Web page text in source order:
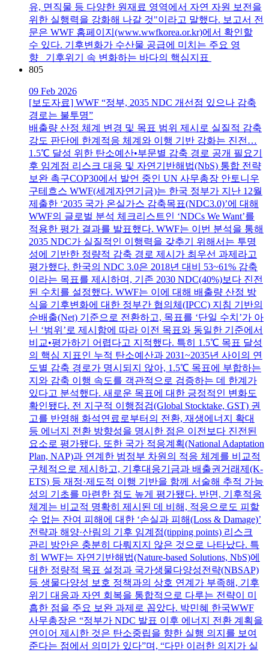
유, 면직물 등 다양한 원재료 영역에서 자연 자원 보전을
위한 실행력을 강화해 나갈 것"이라고 말했다. 보고서 전
문은 WWF 홈페이지(www.wwfkorea.or.kr)에서 확인할
수 있다. 기후변화가 수산물 공급에 미치는 주요 영
향 기후위기 속 변화하는 바다의 핵심지표
805
09 Feb 2026
[보도자료] WWF “정부, 2035 NDC 개선점 있으나 감축
경로는 불투명”
배출량 산정 체계 변경 및 목표 범위 제시로 실질적 감축
강도 판단에 한계적응 체계와 이행 기반 강화는 진전…
1.5℃ 달성 위한 탄소예산•부문별 감축 경로 공개 필요기
후 임계점 리스크 대응 및 자연기반해법(NbS) 통합 전략
보완 촉구COP30에서 발언 중인 UN 사무총장 안토니우
구테흐스 WWF(세계자연기금)는 한국 정부가 지난 12월
제출한 ‘2035 국가 온실가스 감축목표(NDC3.0)’에 대해
WWF의 글로벌 분석 체크리스트인 ‘NDCs We Want’를
적용한 평가 결과를 발표했다. WWF는 이번 분석을 통해
2035 NDC가 실질적인 이행력을 갖추기 위해서는 투명
성에 기반한 정량적 감축 경로 제시가 최우선 과제라고
평가했다. 한국의 NDC 3.0은 2018년 대비 53~61% 감축
이라는 목표를 제시하며, 기존 2030 NDC(40%)보다 진전
된 수치를 설정했다. WWF는 이에 대해 배출량 산정 방
식을 기후변화에 대한 정부간 협의체(IPCC) 지침 기반의
순배출(Net) 기준으로 전환하고, 목표를 ‘단일 수치’가 아
닌 ‘범위’로 제시함에 따라 이전 목표와 동일한 기준에서
비교•평가하기 어렵다고 지적했다. 특히 1.5℃ 목표 달성
의 핵심 지표인 누적 탄소예산과 2031~2035년 사이의 연
도별 감축 경로가 명시되지 않아, 1.5℃ 목표에 부합하는
지와 감축 이행 속도를 객관적으로 검증하는 데 한계가
있다고 분석했다. 새로운 목표에 대한 긍정적인 변화도
확인됐다. 전 지구적 이행점검(Global Stocktake, GST) 권
고를 반영해 화석연료로부터의 전환, 재생에너지 확대
등 에너지 전환 방향성을 명시한 점은 이전보다 진전된
요소로 평가됐다. 또한 국가 적응계획(National Adaptation
Plan, NAP)과 연계한 범정부 차원의 적응 체계를 비교적
구체적으로 제시하고, 기후대응기금과 배출권거래제(K-
ETS) 등 재정·제도적 이행 기반을 함께 서술해 추적 가능
성의 기초를 마련한 점도 높게 평가됐다. 반면, 기후적응
체계는 비교적 명확히 제시된 데 비해, 적응으로도 피할
수 없는 잔여 피해에 대한 ‘손실과 피해(Loss & Damage)’
전략과 해양·산림의 기후 임계점(tipping points) 리스크
관리 방안은 충분히 다뤄지지 않은 것으로 나타났다. 특
히 WWF는 자연기반해법(Nature-based Solutions, NbS)에
대한 정량적 목표 설정과 국가생물다양성전략(NBSAP)
등 생물다양성 보호 정책과의 상호 연계가 부족해, 기후
위기 대응과 자연 회복을 통합적으로 다루는 전략이 미
흡한 점을 주요 보완 과제로 꼽았다. 박민혜 한국WWF
사무총장은 “정부가 NDC 발표 이후 에너지 전환 계획을
연이어 제시한 것은 탄소중립을 향한 실행 의지를 보여
준다는 점에서 의미가 있다”며, “다만 이러한 의지가 실